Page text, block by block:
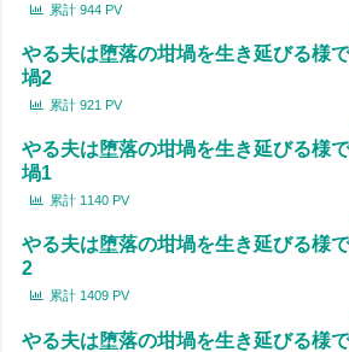
累計 944 PV
やる夫は堕落の坩堝を生き延びる様
堝2
累計 921 PV
やる夫は堕落の坩堝を生き延びる様
堝1
累計 1140 PV
やる夫は堕落の坩堝を生き延びる様
2
累計 1409 PV
やる夫は堕落の坩堝を生き延びる様